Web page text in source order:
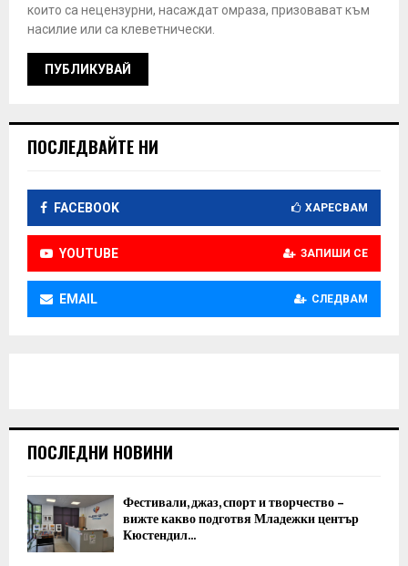
които са нецензурни, насаждат омраза, призовават към
насилие или са клеветнически.
ПОСЛЕДВАЙТЕ НИ
FACEBOOK ХАРЕСВАМ
YOUTUBE ЗАПИШИ СЕ
EMAIL СЛЕДВАМ
ПОСЛЕДНИ НОВИНИ
Фестивали, джаз, спорт и творчество –
вижте какво подготвя Младежки център
Кюстендил...